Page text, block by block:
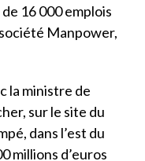
16 000 emplois
Manpower,
la ministre de
sur le site du
dans l’est du
millions d’euros